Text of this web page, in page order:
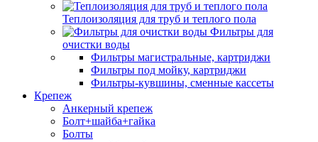
Теплоизоляция для труб и теплого пола
Фильтры для
очистки воды
Фильтры магистральные, картриджи
Фильтры под мойку, картриджи
Фильтры-кувшины, сменные кассеты
Крепеж
Анкерный крепеж
Болт+шайба+гайка
Болты